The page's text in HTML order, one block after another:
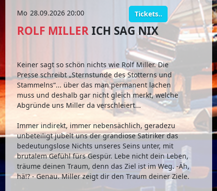
Mo 28.09.2026 20:00 Tickets..
ROLF MILLERICH SAG NIX
Keiner sagt so schön nichts wie Rolf Miller. Die
Presse schreibt „Sternstunde des Stotterns und
Stammelns“... über das man permanent lachen
muss und deshalb gar nicht gleich merkt, welche
Abgründe uns Miller da verschleiert...
Immer indirekt, immer nebensächlich, geradezu
unbeteiligt jubelt uns der grandiose Satiriker das
bedeutungslose Nichts unseres Seins unter, mit
brutalem Gefühl fürs Gespür. Lebe nicht dein Leben,
träume deinen Traum, denn das Ziel ist im Weg. -Äh,
hä!? - Genau. Miller zeigt dir den Traum deiner Ziele.